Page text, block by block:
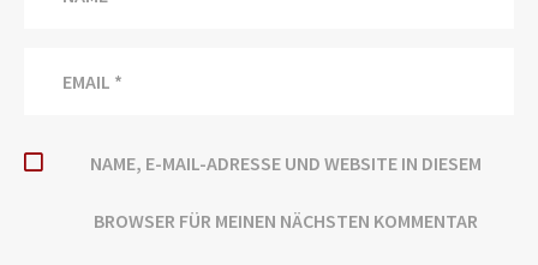
NAME, E-MAIL-ADRESSE UND WEBSITE IN DIESEM
BROWSER FÜR MEINEN NÄCHSTEN KOMMENTAR